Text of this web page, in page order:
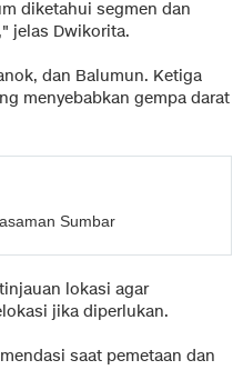
diketahui segmen dan
jelas Dwikorita.
dan Balumun. Ketiga
menyebabkan gempa darat
Sumbar
lokasi agar
jika diperlukan.
saat pemetaan dan